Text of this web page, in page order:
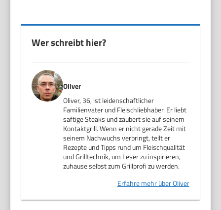
Wer schreibt hier?
Oliver
Oliver, 36, ist leidenschaftlicher
Familienvater und Fleischliebhaber. Er liebt
saftige Steaks und zaubert sie auf seinem
Kontaktgrill. Wenn er nicht gerade Zeit mit
seinem Nachwuchs verbringt, teilt er
Rezepte und Tipps rund um Fleischqualität
und Grilltechnik, um Leser zu inspirieren,
zuhause selbst zum Grillprofi zu werden.
Erfahre mehr über Oliver